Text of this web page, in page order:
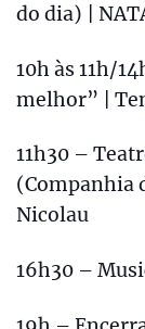
do dia) |
10h às 11h/
melhor” |
11h30 –
(Companhia
Nicolau
16h30 –